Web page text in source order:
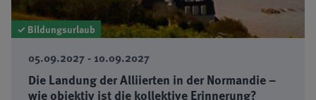
✓ Bildungsurlaub
05.09.2027 - 10.09.2027
Die Landung der Alliierten in der Normandie –
wie objektiv ist die kollektive Erinnerung?